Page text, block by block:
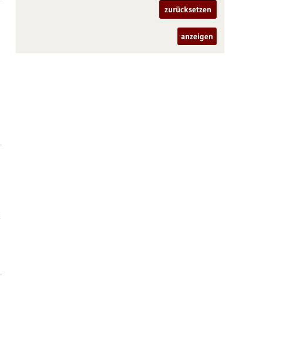
zurücksetzen
anzeigen